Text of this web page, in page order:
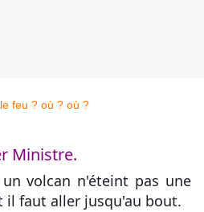
Ministre.
volcan n'éteint pas une
faut aller jusqu'au bout.